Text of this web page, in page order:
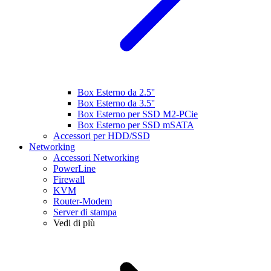
Box Esterno da 2.5''
Box Esterno da 3.5''
Box Esterno per SSD M2-PCie
Box Esterno per SSD mSATA
Accessori per HDD/SSD
Networking
Accessori Networking
PowerLine
Firewall
KVM
Router-Modem
Server di stampa
Vedi di più